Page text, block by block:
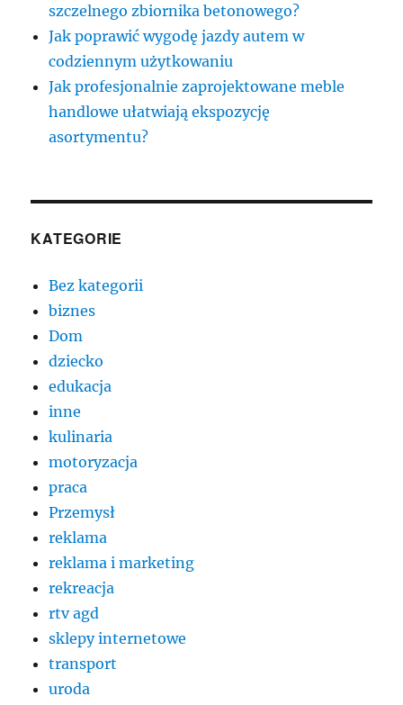
szczelnego zbiornika betonowego?
Jak poprawić wygodę jazdy autem w
codziennym użytkowaniu
Jak profesjonalnie zaprojektowane meble
handlowe ułatwiają ekspozycję
asortymentu?
KATEGORIE
Bez kategorii
biznes
Dom
dziecko
edukacja
inne
kulinaria
motoryzacja
praca
Przemysł
reklama
reklama i marketing
rekreacja
rtv agd
sklepy internetowe
transport
uroda